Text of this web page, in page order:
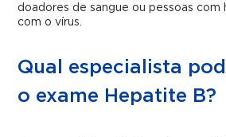
doadores de sangue ou pessoas
com o vírus.
Qual especialista
o exame Hepatite B?